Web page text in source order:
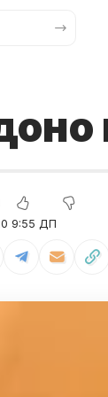
9:55 ДП